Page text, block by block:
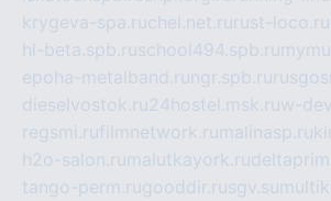
krygeva-spa.ruchel.net.ru rust-loco.ru
hl-beta.spb.ruschool494.spb.ru
epoha-metalband.ru ngr.spb.ru
dieselvostok.ru24hostel.msk.ruw-
regsmi.rufilmnetwork.ru malinasp.ru
h2o-salon.ru malutkayork.ru
tango-perm.rugooddir.rusgv.su